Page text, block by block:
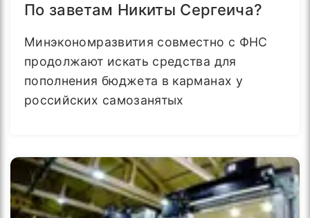
По заветам Никиты Сергеича?
Минэкономразвития совместно с ФНС
продолжают искать средства для
пополнения бюджета в карманах у
российских самозанятых